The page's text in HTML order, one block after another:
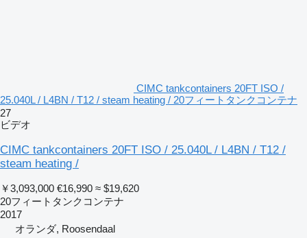
CIMC tankcontainers 20FT ISO /
25.040L / L4BN / T12 / steam heating / 20フィートタンクコンテナ
27
ビデオ
CIMC tankcontainers 20FT ISO / 25.040L / L4BN / T12 /
steam heating /
￥3,093,000 €16,990 ≈ $19,620
20フィートタンクコンテナ
2017
オランダ, Roosendaal